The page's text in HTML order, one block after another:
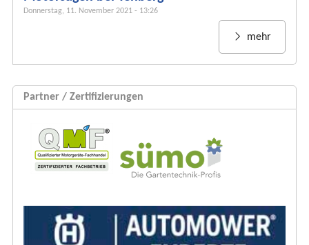
a
Donnerstag, 11. November 2021 - 13:26
mehr
Partner / Zertifizierungen